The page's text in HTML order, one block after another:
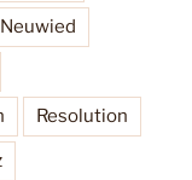
Neuwied
Resolution